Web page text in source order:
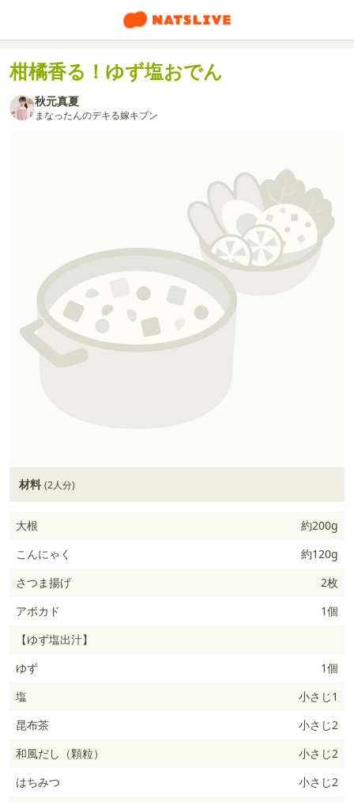
柑橘香る！ゆず塩おでん
秋元真夏
まなったんのデキる嫁キブン
材料 (2人分)
大根
約200g
こんにゃく
約120g
さつま揚げ
2枚
アボカド
1個
【ゆず塩出汁】
ゆず
1個
塩
小さじ1
昆布茶
小さじ2
和風だし（顆粒）
小さじ2
はちみつ
小さじ2